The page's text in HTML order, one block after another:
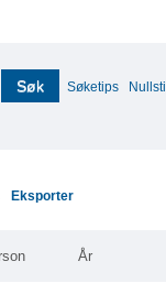
Søk Søketips Nullstill
Eksporter
År